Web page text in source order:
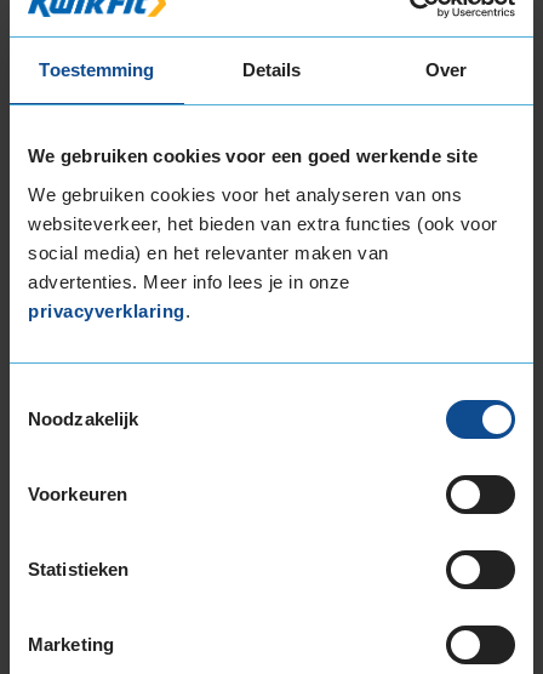
Toestemming Details Over
We gebruiken cookies voor een goed werkende site
We gebruiken cookies voor het analyseren van ons
websiteverkeer, het bieden van extra functies (ook voor
social media) en het relevanter maken van
advertenties. Meer info lees je in onze
privacyverklaring.
Noodzakelijk
Voorkeuren
Statistieken
Marketing
3 Permormance
Bandenmontagepakketten
bandenmaat omvang (inch)